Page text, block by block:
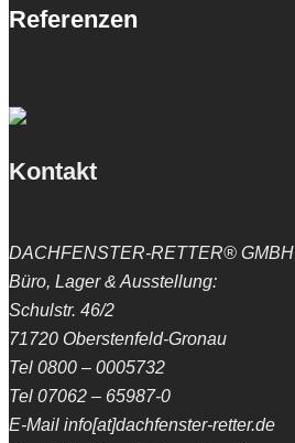
Referenzen
Kontakt
DACHFENSTER-RETTER® GMBH
Büro, Lager & Ausstellung:
Schulstr. 46/2
71720 Oberstenfeld-Gronau
Tel 0800 – 0005732
Tel 07062 – 65987-0
E-Mail info[at]dachfenster-retter.de